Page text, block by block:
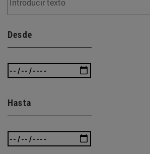
Desde
Hasta